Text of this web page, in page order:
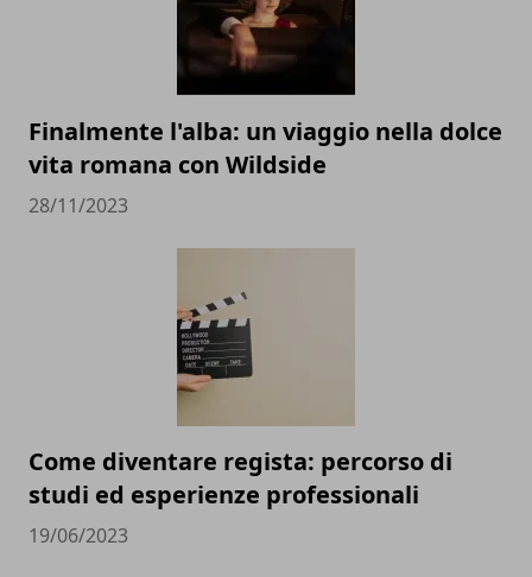
Finalmente l'alba: un viaggio nella dolce
vita romana con Wildside
28/11/2023
Come diventare regista: percorso di
studi ed esperienze professionali
19/06/2023